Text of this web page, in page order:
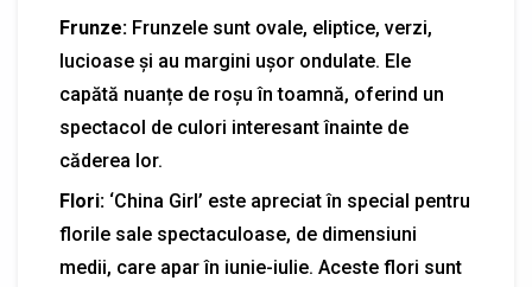
Frunze: Frunzele sunt ovale, eliptice, verzi,
lucioase și au margini ușor ondulate. Ele
capătă nuanțe de roșu în toamnă, oferind un
spectacol de culori interesant înainte de
căderea lor.
Flori: ‘China Girl’ este apreciat în special pentru
florile sale spectaculoase, de dimensiuni
medii, care apar în iunie-iulie. Aceste flori sunt